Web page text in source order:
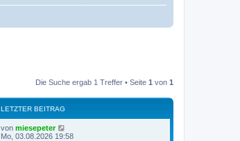
Die Suche ergab 1 Treffer • Seite 1 von 1
LETZTER BEITRAG
von miesepeter
Mo, 03.08.2026 19:58